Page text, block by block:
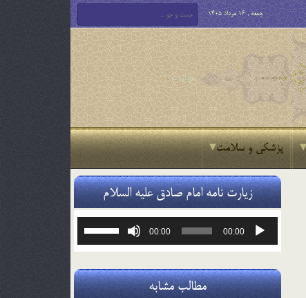
جمعه , 16 مرداد 1405
پزشکی و سلامت
زیارت نامه امام صادق علیه السلام
پخش‌کننده
00:00
00:00
یا
صدا
مطالب مشابه